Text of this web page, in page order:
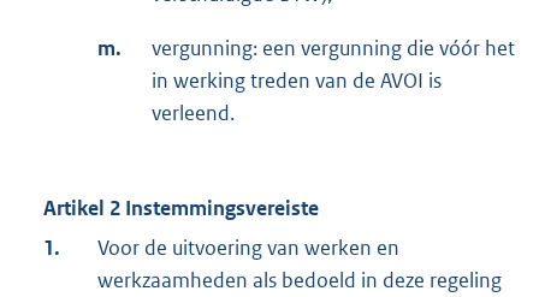
m.
vergunning: een vergunning die vóór het
in werking treden van de AVOI is
verleend.
Artikel 2 Instemmingsvereiste
1.
Voor de uitvoering van werken en
werkzaamheden als bedoeld in deze regeling